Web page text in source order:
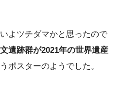
よツチダマかと思ったので
遺跡群が2021年の世界遺産
ポスターのようでした。